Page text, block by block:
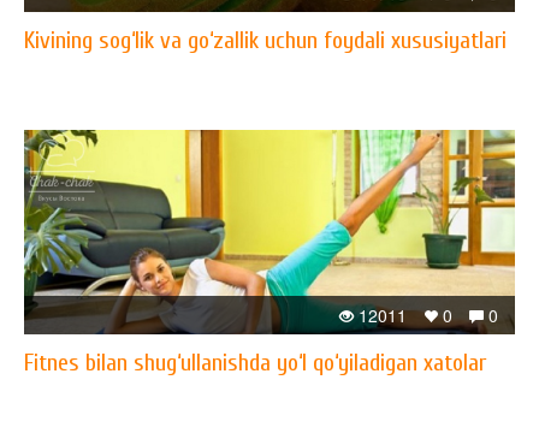
Kivining sog‘lik va go‘zallik uchun foydali xususiyatlari
0
0
12011
Fitnes bilan shug‘ullanishda yo‘l qo‘yiladigan xatolar